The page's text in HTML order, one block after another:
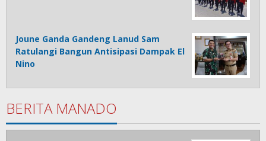
Joune Ganda Gandeng Lanud Sam
Ratulangi Bangun Antisipasi Dampak El
Nino
BERITA MANADO